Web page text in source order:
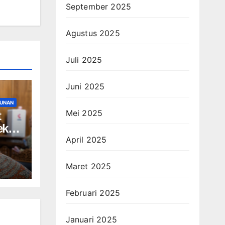
September 2025
Agustus 2025
Juli 2025
Juni 2025
Mei 2025
April 2025
Maret 2025
Februari 2025
Januari 2025